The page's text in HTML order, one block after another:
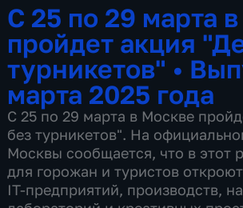
С 25 по 29 марта
пройдет акция
турникетов" •
марта 2025 года
С 25 по 29 марта в Москве
без турникетов". На
Москвы сообщается, что в этот
для горожан и туристов
IT-предприятий, производств,